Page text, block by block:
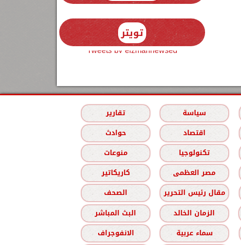
تويتر
Tweets by elzmannewseg
سياسة
تقارير
اقتصاد
حوادث
تكنولوجيا
منوعات
مصر العظمى
كاريكاتير
مقال رئيس التحرير
الصحف
الزمان الخالد
البث المباشر
سماء عربية الانفوجراف